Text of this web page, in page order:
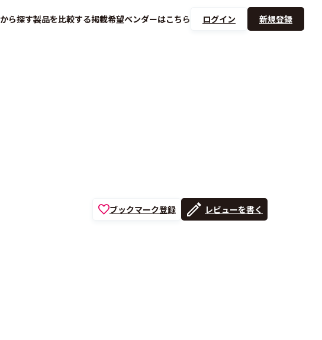
から探す製品を比較する掲載希望ベンダーはこちら ログイン 新規登録
ブックマーク登録 レビューを書く